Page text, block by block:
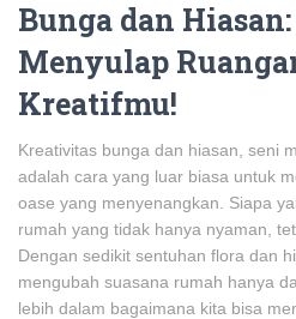
Bunga dan Hiasan:
Menyulap
Kreatifmu!
Kreativitas bunga dan hiasan, seni
adalah cara yang luar biasa untuk
oase yang menyenangkan. Siapa
rumah yang tidak hanya nyaman,
Dengan sedikit sentuhan flora dan
mengubah suasana rumah hanya
lebih dalam bagaimana kita bisa